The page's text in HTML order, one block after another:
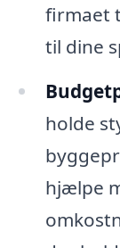
firmaet
til dine
holde
hjælpe